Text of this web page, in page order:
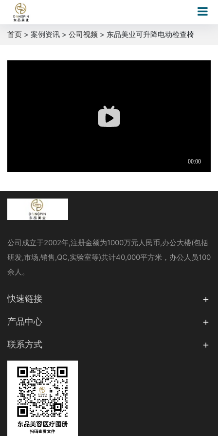
首页 > 案例资讯 > 公司视频 > 东品美业可升降电动检查椅
公司成立于2002年,注册金额为1000万元人民币,办公大楼(包括
研发,市场,销售,QC,实验室等)共计40,000平方米，办公人员100
余人。
快速链接
产品中心
联系方式